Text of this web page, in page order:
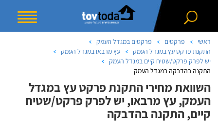
ראשי פרקטים
פרקטים במגדל העמק
התקנת פרקט עץ במגדל העמק
עץ מרבאו במגדל העמק
יש לפרק פרקט/שטיח קיים במגדל העמק
התקנה בהדבקה במגדל העמק
השוואת מחירי התקנת פרקט עץ במגדל
העמק, עץ מרבאו, יש לפרק פרקט/שטיח
קיים, התקנה בהדבקה